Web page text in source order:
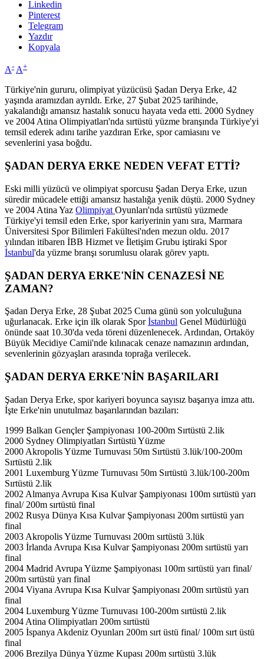
Linkedin
Pinterest
Telegram
Yazdır
Kopyala
A- A+
Türkiye'nin gururu, olimpiyat yüzücüsü Şadan Derya Erke, 42
yaşında aramızdan ayrıldı. Erke, 27 Şubat 2025 tarihinde,
yakalandığı amansız hastalık sonucu hayata veda etti. 2000 Sydney
ve 2004 Atina Olimpiyatları'nda sırtüstü yüzme branşında Türkiye'yi
temsil ederek adını tarihe yazdıran Erke, spor camiasını ve
sevenlerini yasa boğdu.
ŞADAN DERYA ERKE NEDEN VEFAT ETTİ?
Eski milli yüzücü ve olimpiyat sporcusu Şadan Derya Erke, uzun
süredir mücadele ettiği amansız hastalığa yenik düştü. 2000 Sydney
ve 2004 Atina Yaz Olimpiyat Oyunları'nda sırtüstü yüzmede
Türkiye'yi temsil eden Erke, spor kariyerinin yanı sıra, Marmara
Üniversitesi Spor Bilimleri Fakültesi'nden mezun oldu. 2017
yılından itibaren İBB Hizmet ve İletişim Grubu iştiraki Spor
İstanbul'da yüzme branşı sorumlusu olarak görev yaptı.
ŞADAN DERYA ERKE'NİN CENAZESİ NE
ZAMAN?
Şadan Derya Erke, 28 Şubat 2025 Cuma günü son yolculuğuna
uğurlanacak. Erke için ilk olarak Sporİstanbul Genel Müdürlüğü
önünde saat 10.30'da veda töreni düzenlenecek. Ardından, Ortaköy
Büyük Mecidiye Camii'nde kılınacak cenaze namazının ardından,
sevenlerinin gözyaşları arasında toprağa verilecek.
ŞADAN DERYA ERKE'NİN BAŞARILARI
Şadan Derya Erke, spor kariyeri boyunca sayısız başarıya imza attı.
İşte Erke'nin unutulmaz başarılarından bazıları:
1999 Balkan Gençler Şampiyonası 100-200m Sırtüstü 2.lik
2000 Sydney Olimpiyatları Sırtüstü Yüzme
2000 Akropolis Yüzme Turnuvası 50m Sırtüstü 3.lük/100-200m
Sırtüstü 2.lik
2001 Luxemburg Yüzme Turnuvası 50m Sırtüstü 3.lük/100-200m
Sırtüstü 2.lik
2002 Almanya Avrupa Kısa Kulvar Şampiyonası 100m sırtüstü yarı
final/ 200m sırtüstü final
2002 Rusya Dünya Kısa Kulvar Şampiyonası 200m sırtüstü yarı
final
2003 Akropolis Yüzme Turnuvası 200m sırtüstü 3.lük
2003 İrlanda Avrupa Kısa Kulvar Şampiyonası 200m sırtüstü yarı
final
2004 Madrid Avrupa Yüzme Şampiyonası 100m sırtüstü yarı final/
200m sırtüstü yarı final
2004 Viyana Avrupa Kısa Kulvar Şampiyonası 200m sırtüstü yarı
final
2004 Luxemburg Yüzme Turnuvası 100-200m sırtüstü 2.lik
2004 Atina Olimpiyatları 200m sırtüstü
2005 İspanya Akdeniz Oyunları 200m sırt üstü final/ 100m sırt üstü
final
2006 Brezilya Dünya Yüzme Kupası 200m sırtüstü 3.lük